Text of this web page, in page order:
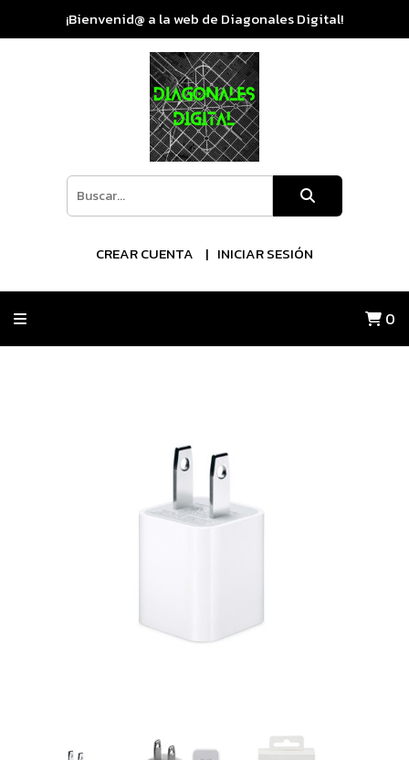
¡Bienvenid@ a la web de Diagonales Digital!
CREAR CUENTA INICIAR SESIÓN
0